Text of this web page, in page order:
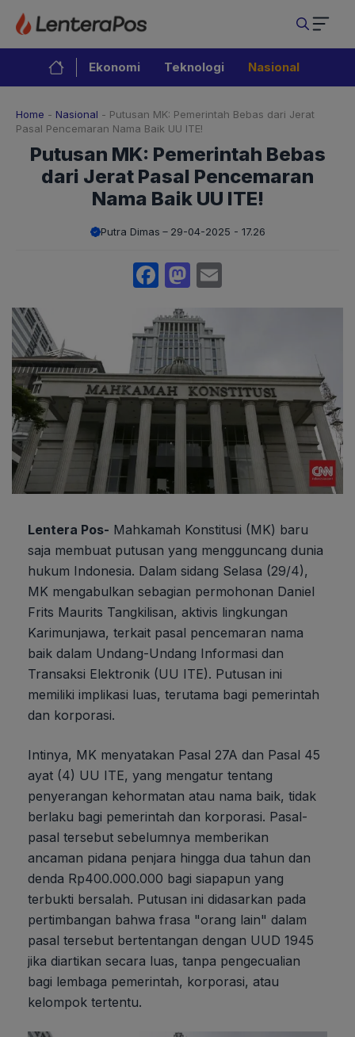
Langsung
isi
Ekonomi Teknologi Nasional
Home - Nasional - Putusan MK: Pemerintah Bebas dari Jerat
Pasal Pencemaran Nama Baik UU ITE!
Putusan MK: Pemerintah Bebas
dari Jerat Pasal Pencemaran
Nama Baik UU ITE!
Putra Dimas 29-04-2025 - 17.26
Facebook
Mastodon
Lentera Pos- Mahkamah Konstitusi (MK) baru
saja membuat putusan yang mengguncang dunia
hukum Indonesia. Dalam sidang Selasa (29/4),
MK mengabulkan sebagian permohonan Daniel
Frits Maurits Tangkilisan, aktivis lingkungan
Karimunjawa, terkait pasal pencemaran nama
baik dalam Undang-Undang Informasi dan
Transaksi Elektronik (UU ITE). Putusan ini
memiliki implikasi luas, terutama bagi pemerintah
dan korporasi.
Intinya, MK menyatakan Pasal 27A dan Pasal 45
ayat (4) UU ITE, yang mengatur tentang
penyerangan kehormatan atau nama baik, tidak
berlaku bagi pemerintah dan korporasi. Pasal-
pasal tersebut sebelumnya memberikan
ancaman pidana penjara hingga dua tahun dan
denda Rp400.000.000 bagi siapapun yang
terbukti bersalah. Putusan ini didasarkan pada
pertimbangan bahwa frasa "orang lain" dalam
pasal tersebut bertentangan dengan UUD 1945
jika diartikan secara luas, tanpa pengecualian
bagi lembaga pemerintah, korporasi, atau
kelompok tertentu.